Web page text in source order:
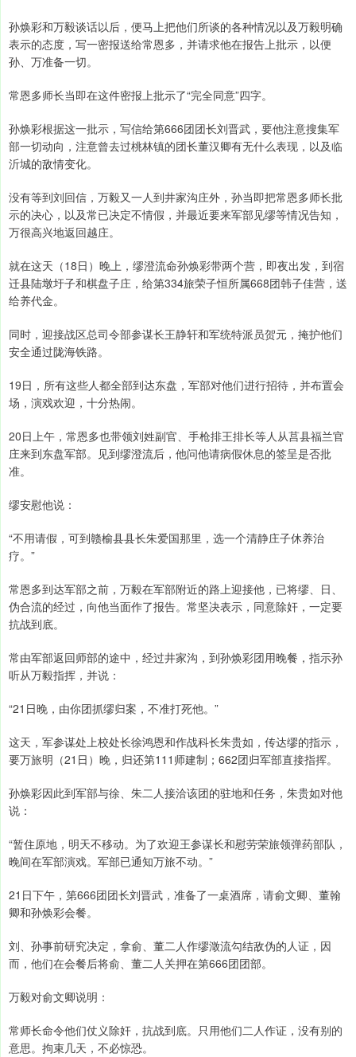
孙焕彩和万毅谈话以后，便马上把他们所谈的各种情况以及万毅明确
表示的态度，写一密报送给常恩多，并请求他在报告上批示，以便
孙、万准备一切。
常恩多师长当即在这件密报上批示了“完全同意”四字。
孙焕彩根据这一批示，写信给第666团团长刘晋武，要他注意搜集军
部一切动向，注意曾去过桃林镇的团长董汉卿有无什么表现，以及临
沂城的敌情变化。
没有等到刘回信，万毅又一人到井家沟庄外，孙当即把常恩多师长批
示的决心，以及常已决定不情假，并最近要来军部见缪等情况告知，
万很高兴地返回越庄。
就在这天（18日）晚上，缪澄流命孙焕彩带两个营，即夜出发，到宿
迁县陆墩圩子和棋盘子庄，给第334旅荣子恒所属668团韩子佳营，送
给养代金。
同时，迎接战区总司令部参谋长王静轩和军统特派员贺元，掩护他们
安全通过陇海铁路。
19日，所有这些人都全部到达东盘，军部对他们进行招待，并布置会
场，演戏欢迎，十分热闹。
20日上午，常恩多也带领刘姓副官、手枪排王排长等人从莒县福兰官
庄来到东盘军部。见到缪澄流后，他问他请病假休息的签呈是否批
准。
缪安慰他说：
“不用请假，可到赣榆县县长朱爱国那里，选一个清静庄子休养治
疗。”
常恩多到达军部之前，万毅在军部附近的路上迎接他，已将缪、日、
伪合流的经过，向他当面作了报告。常坚决表示，同意除奸，一定要
抗战到底。
常由军部返回师部的途中，经过井家沟，到孙焕彩团用晚餐，指示孙
听从万毅指挥，并说：
“21日晚，由你团抓缪归案，不准打死他。”
这天，军参谋处上校处长徐鸿恩和作战科长朱贵如，传达缪的指示，
要万旅明（21日）晚，归还第111师建制；662团归军部直接指挥。
孙焕彩因此到军部与徐、朱二人接洽该团的驻地和任务，朱贵如对他
说：
“暂住原地，明天不移动。为了欢迎王参谋长和慰劳荣旅领弹药部队，
晚间在军部演戏。军部已通知万旅不动。”
21日下午，第666团团长刘晋武，准备了一桌酒席，请俞文卿、董翰
卿和孙焕彩会餐。
刘、孙事前研究决定，拿俞、董二人作缪澂流勾结敌伪的人证，因
而，他们在会餐后将俞、董二人关押在第666团团部。
万毅对俞文卿说明：
常师长命令他们仗义除奸，抗战到底。只用他们二人作证，没有别的
意思。拘束几天，不必惊恐。